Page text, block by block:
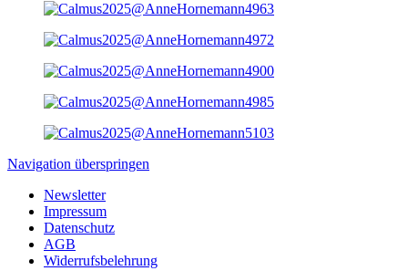
Navigation überspringen
Newsletter
Impressum
Datenschutz
AGB
Widerrufsbelehrung